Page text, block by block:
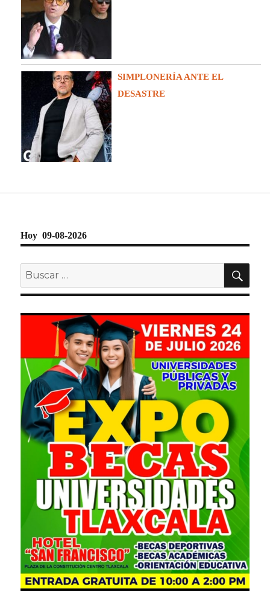
SIMPLONERÍA ANTE EL
DESASTRE
Hoy 09-08-2026
Buscar
por: